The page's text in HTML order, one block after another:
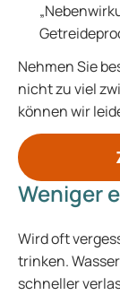
Nehmen Sie
nicht zu viel
können wir
Weniger
Wird oft
trinken.
schneller